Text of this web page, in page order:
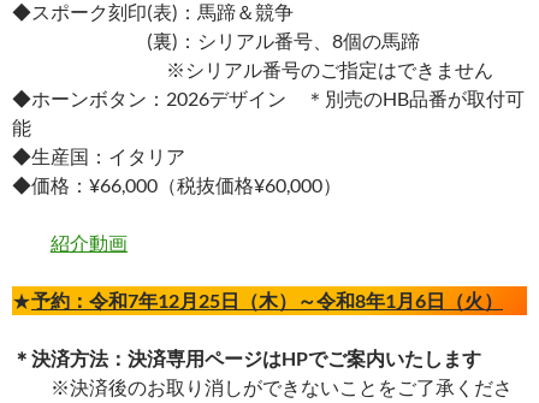
◆スポーク刻印(表)：馬蹄＆競争
(裏)：シリアル番号、8個の馬蹄
※シリアル番号のご指定はできません
◆ホーンボタン：2026デザイン ＊別売のHB品番が取付可
能
◆生産国：イタリア
◆価格：¥66,000（税抜価格¥60,000）
紹介動画
★予約：令和7年12月 25日（木）～令和8年1月 6日（火）
＊決済方法：決済専用ページはHPでご案内いたします
※決済後のお取り消しができないことをご了承くださ